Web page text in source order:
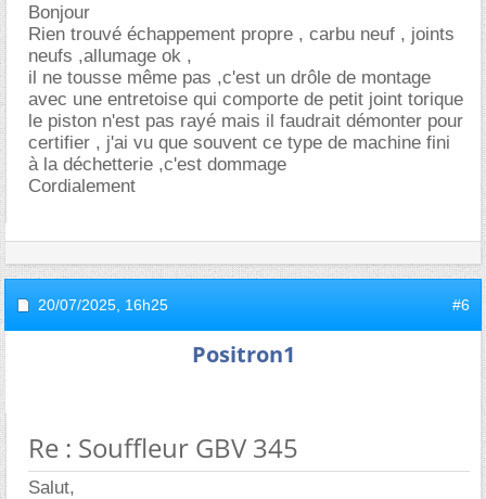
Bonjour
Rien trouvé échappement propre , carbu neuf , joints
neufs ,allumage ok ,
il ne tousse même pas ,c'est un drôle de montage
avec une entretoise qui comporte de petit joint torique
le piston n'est pas rayé mais il faudrait démonter pour
certifier , j'ai vu que souvent ce type de machine fini
à la déchetterie ,c'est dommage
Cordialement
20/07/2025, 16h25 #6
Positron1
Re : Souffleur GBV 345
Salut,